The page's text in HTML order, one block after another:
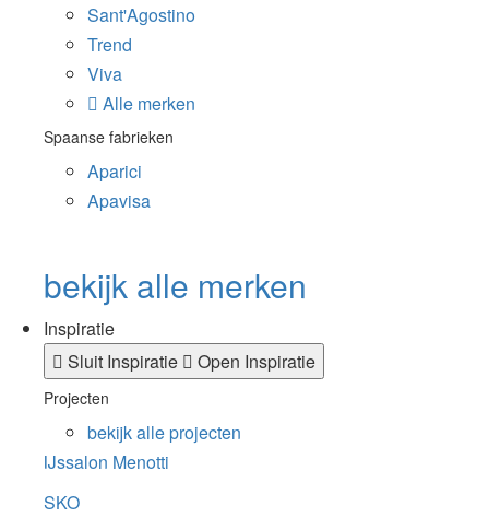
Sant'Agostino
Trend
Viva
Alle merken
Spaanse fabrieken
Aparici
Apavisa
bekijk alle merken
Inspiratie
Sluit Inspiratie
Open Inspiratie
Projecten
bekijk alle projecten
IJssalon Menotti
SKO